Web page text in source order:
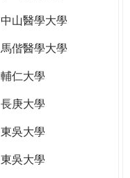
中山醫學大學
馬偕醫學大學
輔仁大學
長庚大學
東吳大學
東吳大學